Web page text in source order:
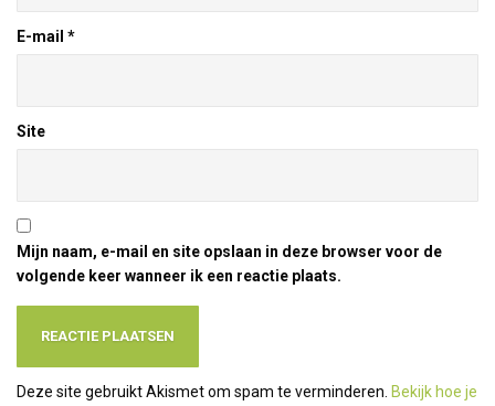
E-mail *
Site
Mijn naam, e-mail en site opslaan in deze browser voor de
volgende keer wanneer ik een reactie plaats.
Deze site gebruikt Akismet om spam te verminderen. Bekijk hoe je